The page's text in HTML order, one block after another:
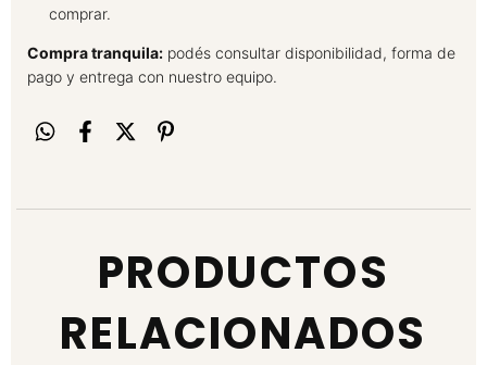
comprar.
Compra tranquila: podés consultar disponibilidad, forma de
pago y entrega con nuestro equipo.
PRODUCTOS
RELACIONADOS